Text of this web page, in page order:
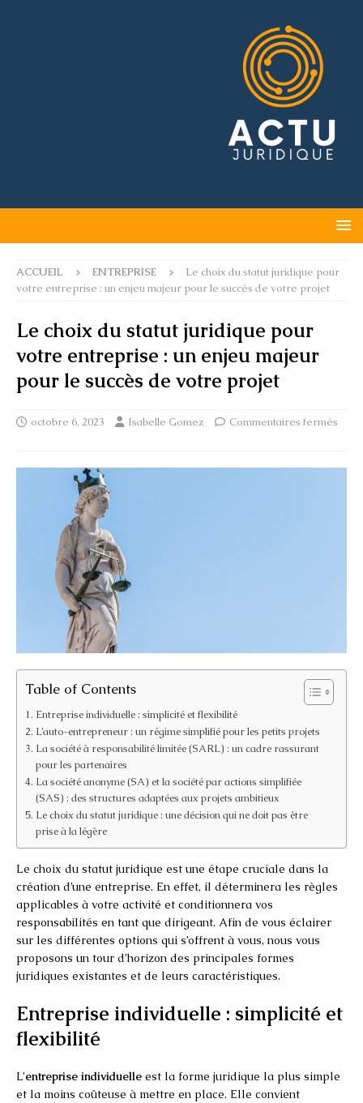
ACCUEIL ENTREPRISE
Le choix du statut juridique pour
votre entreprise : un enjeu majeur pour le succès de votre projet
Le choix du statut juridique pour
votre entreprise : un enjeu majeur
pour le succès de votre projet
octobre 6, 2023 Isabelle Gomez Commentaires fermés
Table of Contents
Entreprise individuelle : simplicité et flexibilité
L’auto-entrepreneur : un régime simplifié pour les petits projets
La société à responsabilité limitée (SARL) : un cadre rassurant
pour les partenaires
La société anonyme (SA) et la société par actions simplifiée
(SAS) : des structures adaptées aux projets ambitieux
Le choix du statut juridique : une décision qui ne doit pas être
prise à la légère
Le choix du statut juridique est une étape cruciale dans la
création d’une entreprise. En effet, il déterminera les règles
applicables à votre activité et conditionnera vos
responsabilités en tant que dirigeant. Afin de vous éclairer
sur les différentes options qui s’offrent à vous, nous vous
proposons un tour d’horizon des principales formes
juridiques existantes et de leurs caractéristiques.
Entreprise individuelle : simplicité et
flexibilité
L’entreprise individuelle est la forme juridique la plus simple
et la moins coûteuse à mettre en place. Elle convient